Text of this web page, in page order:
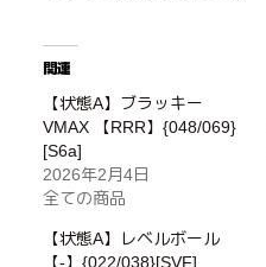
関連
【状態A】ブラッキー
VMAX 【RRR】{048/069}
[S6a]
2026年2月4日
全ての商品
【状態A】レベルボール
【-】{022/038}[SVF]